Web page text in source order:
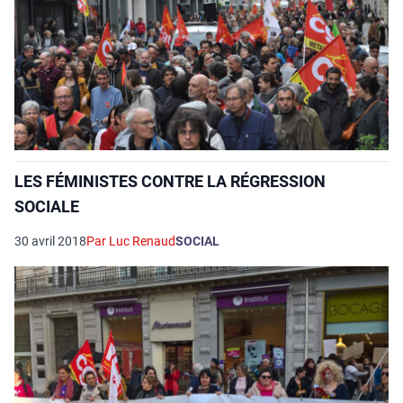
LES FÉMINISTES CONTRE LA RÉGRESSION
SOCIALE
30 avril 2018Par Luc RenaudSOCIAL